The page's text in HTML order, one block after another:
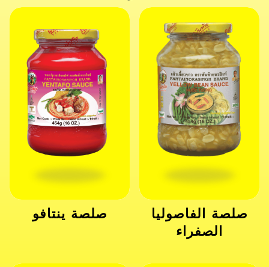
صلصة ينتافو
صلصة الفاصوليا
الصفراء